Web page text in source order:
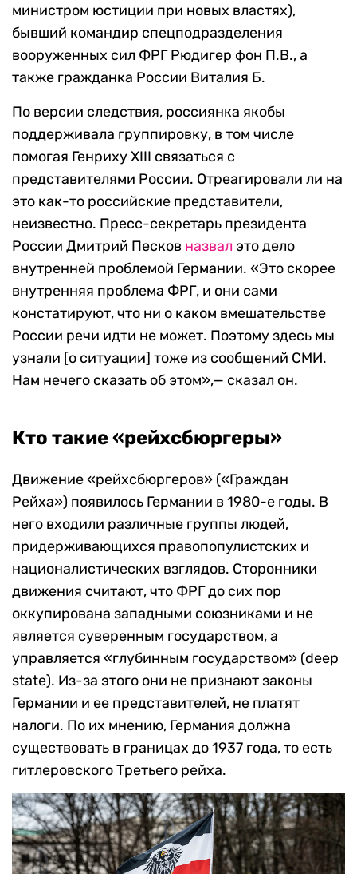
министром юстиции при новых властях),
бывший командир спецподразделения
вооруженных сил ФРГ Рюдигер фон П.В., а
также гражданка России Виталия Б.
По версии следствия, россиянка якобы
поддерживала группировку, в том числе
помогая Генриху XIII связаться с
представителями России. Отреагировали ли на
это как-то российские представители,
неизвестно. Пресс-секретарь президента
России Дмитрий Песков назвал это дело
внутренней проблемой Германии. «Это скорее
внутренняя проблема ФРГ, и они сами
констатируют, что ни о каком вмешательстве
России речи идти не может. Поэтому здесь мы
узнали [о ситуации] тоже из сообщений СМИ.
Нам нечего сказать об этом»,— сказал он.
Кто такие «рейхсбюргеры»
Движение «рейхсбюргеров» («Граждан
Рейха») появилось Германии в 1980-е годы. В
него входили различные группы людей,
придерживающихся правопопулистских и
националистических взглядов. Сторонники
движения считают, что ФРГ до сих пор
оккупирована западными союзниками и не
является суверенным государством, а
управляется «глубинным государством» (deep
state). Из-за этого они не признают законы
Германии и ее представителей, не платят
налоги. По их мнению, Германия должна
существовать в границах до 1937 года, то есть
гитлеровского Третьего рейха.